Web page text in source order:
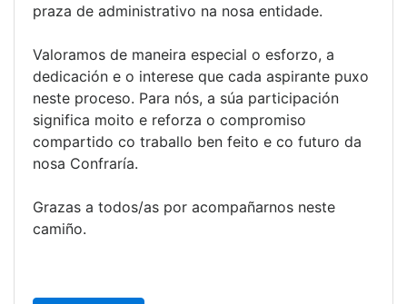
praza de administrativo na nosa entidade.
Valoramos de maneira especial o esforzo, a
dedicación e o interese que cada aspirante puxo
neste proceso. Para nós, a súa participación
significa moito e reforza o compromiso
compartido co traballo ben feito e co futuro da
nosa Confraría.
Grazas a todos/as por acompañarnos neste
camiño.